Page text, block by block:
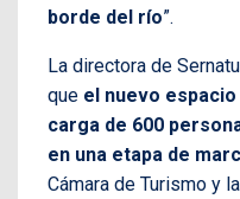
borde del río”.
La directora de
que el nuevo
carga de 600
en una etapa de
Cámara de Turismo y